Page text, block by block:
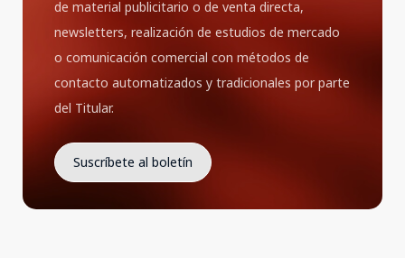
de material publicitario o de venta directa,
newsletters, realización de estudios de mercado
o comunicación comercial con métodos de
contacto automatizados y tradicionales por parte
del Titular.